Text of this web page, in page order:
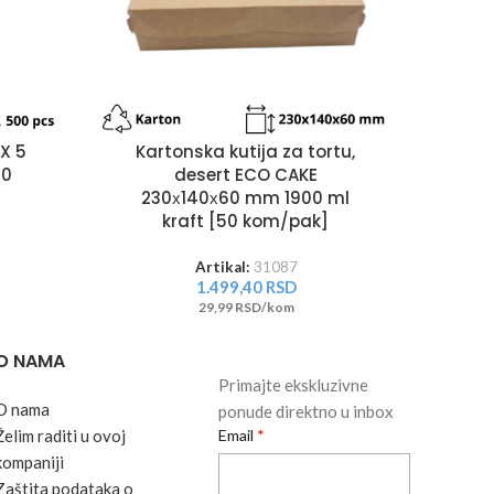
5
Kartonska kutija za tortu,
desert ECO CAKE
230х140х60 mm 1900 ml
kraft [50 kom/pak]
Artikal: 31087
1.499,40 RSD
29,99 RSD/kom
NAMA
nama
raditi u ovoj
podataka o
Primajte ekskluzivne
ponude direktno u inbox
Email